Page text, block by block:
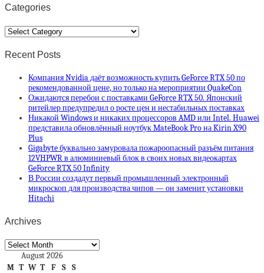
Categories
Categories
Recent Posts
Компания Nvidia даёт возможность купить GeForce RTX 50 по
рекомендованной цене, но только на мероприятии QuakeCon
Ожидаются перебои с поставками GeForce RTX 50. Японский
ритейлер предупредил о росте цен и нестабильных поставках
Никакой Windows и никаких процессоров AMD или Intel. Huawei
представила обновлённый ноутбук MateBook Pro на Kirin X90
Plus
Gigabyte буквально замуровала пожароопасный разъём питания
12VHPWR в алюминиевый блок в своих новых видеокартах
GeForce RTX 50 Infinity
В России создадут первый промышленный электронный
микроскоп для производства чипов — он заменит установки
Hitachi
Archives
Archives
August 2026
M T W T F S
S